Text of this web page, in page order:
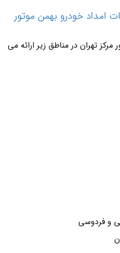
خودرو بهمن موتور
تهران در مناطق زیر ارائه می
و فردوسی